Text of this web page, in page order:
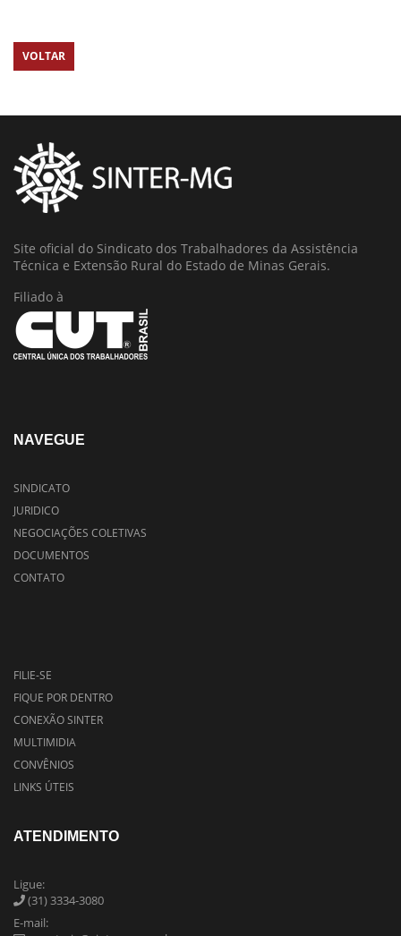
VOLTAR
Site oficial do Sindicato dos Trabalhadores da Assistência
Técnica e Extensão Rural do Estado de Minas Gerais.
Filiado à
NAVEGUE
SINDICATO
JURIDICO
NEGOCIAÇÕES COLETIVAS
DOCUMENTOS
CONTATO
FILIE-SE
FIQUE POR DENTRO
CONEXÃO SINTER
MULTIMIDIA
CONVÊNIOS
LINKS ÚTEIS
ATENDIMENTO
Ligue:
(31) 3334-3080
E-mail: